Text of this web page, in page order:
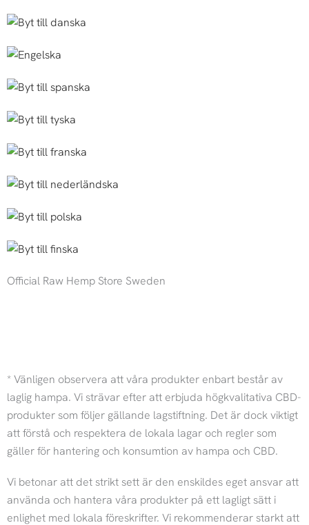
Official Raw Hemp Store Sweden
n
s
t
a
g
a
c
e
b
o
* Vänligen observera att våra produkter enbart består av
laglig hampa. Vi strävar efter att erbjuda högkvalitativa CBD-
produkter som följer gällande lagstiftning. Det är dock viktigt
att förstå och respektera de lokala lagar och regler som
gäller för hantering och konsumtion av hampa och CBD.
Vi betonar att det strikt sett är den enskildes eget ansvar att
använda och hantera våra produkter på ett lagligt sätt i
enlighet med lokala föreskrifter. Vi rekommenderar starkt att